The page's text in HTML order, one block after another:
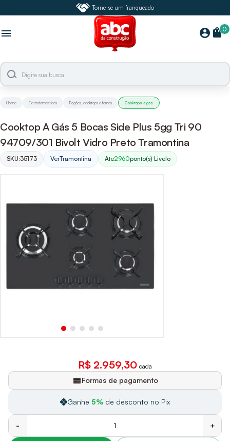
Torne-se um franqueado
menu account_circle 0
shopping_bag
Home Eletrodomésticos Fogões, cooktops e fornos Cooktops à gás
Cooktop A Gás 5 Bocas Side Plus 5gg Tri 90
94709/301 Bivolt Vidro Preto Tramontina
SKU:35173 VerTramontina Até2960ponto(s) Livelo
R$ 2.959,30 cada
Ganhe 5% de desconto no Pix
Formas de pagamento
- +